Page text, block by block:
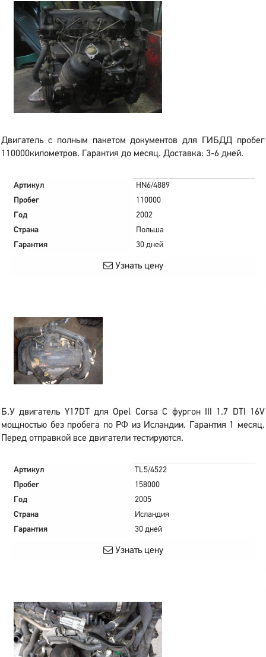
Двигатель с полным пакетом документов для ГИБДД пробег
110000километров. Гарантия до месяц. Доставка: 3-6 дней.
Артикул
HN6/4889
Пробег
110000
Год
2002
Страна
Польша
Гарантия
30 дней
Узнать цену
Б.У двигатель Y17DT для Opel Corsa C фургон III 1.7 DTI 16V
мощностью без пробега по РФ из Исландии. Гарантия 1 месяц.
Перед отправкой все двигатели тестируются.
Артикул
TL5/4522
Пробег
158000
Год
2005
Страна
Исландия
Гарантия
30 дней
Узнать цену